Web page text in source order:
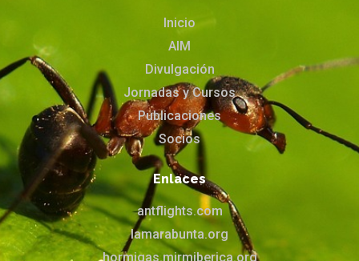
Inicio
AIM
Divulgación
Jornadas y Cursos
Publicaciones
Socios
Enlaces
antflights.com
lamarabunta.org
hormigas.mirmiberica.org